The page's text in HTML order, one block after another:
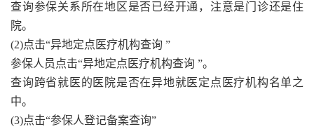
查询参保关系所在地区是否已经开通，注意是门诊还是住
院。
(2)点击“异地定点医疗机构查询 ”
参保人员点击“异地定点医疗机构查询 ”。
查询跨省就医的医院是否在异地就医定点医疗机构名单之
中。
(3)点击“参保人登记备案查询”